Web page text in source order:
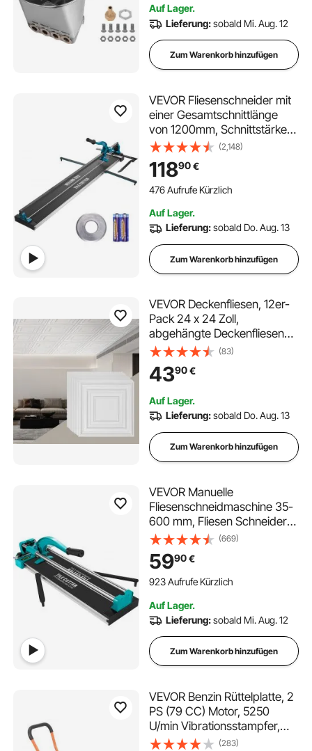
Auf Lager.
Lieferung:sobald Mi. Aug. 12
Zum Warenkorb hinzufügen
VEVOR Fliesenschneider mit
einer Gesamtschnittlänge
von 1200mm, Schnittstärke
4-15mm Mindest.
Schnittbreite 25mm
Fliesenschneidmaschine inkl.
Extra Schneidrad
Renovierungsprojekten
(2,148)
11890€
476 Aufrufe Kürzlich
Auf Lager.
Lieferung:sobald Do. Aug. 13
Zum Warenkorb hinzufügen
VEVOR Deckenfliesen, 12er-
Pack 24 x 24 Zoll,
abgehängte Deckenfliesen
aus hochwertigem PVC-Blatt,
einfache
Installation/Zuschneiden,
Aufkleben,
Deckenverkleidung für
Heim-/Bürodekoration,
weißes Stiftmuster
(83)
4390€
Auf Lager.
Lieferung:sobald Do. Aug. 13
Zum Warenkorb hinzufügen
VEVOR Manuelle
Fliesenschneidmaschine 35-
600 mm, Fliesen Schneider
Doppelspurig Schnittdicke 6-
15 mm, Aluminium,
Einstellbarer Winkel 0-60
Grad, Laser-Positionierung,
7 kg
(669)
5990€
923 Aufrufe Kürzlich
Auf Lager.
Lieferung:sobald Mi. Aug. 12
Zum Warenkorb hinzufügen
VEVOR Benzin Rüttelplatte, 2
PS (79 CC) Motor, 5250
U/min Vibrationsstampfer,
Verdichter 8 kN(283)